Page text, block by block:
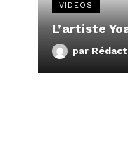
VIDEOS
L’artiste
par